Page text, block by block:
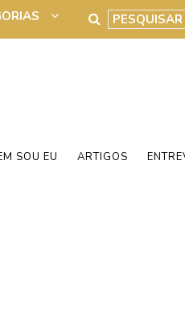
SOU EU ARTIGOS